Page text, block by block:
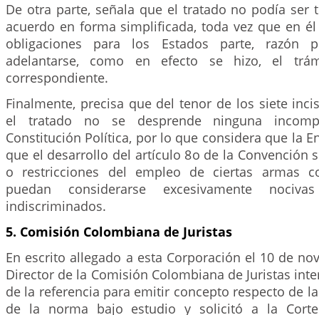
De otra parte, señala que el tratado no podía ser
acuerdo en forma simplificada, toda vez que en
obligaciones para los Estados parte, razón
adelantarse, como en efecto se hizo, el
correspondiente.
Finalmente, precisa que del tenor de los siete
el tratado no se desprende ninguna
Constitución Política, por lo que considera que la
que el desarrollo del artículo 8o de la Convención
o restricciones del empleo de ciertas armas
puedan considerarse excesivamente
indiscriminados.
5. Comisión Colombiana de Juristas
En escrito allegado a esta Corporación el 10 de
Director de la Comisión Colombiana de Juristas
de la referencia para emitir concepto respecto de
de la norma bajo estudio y solicitó a la